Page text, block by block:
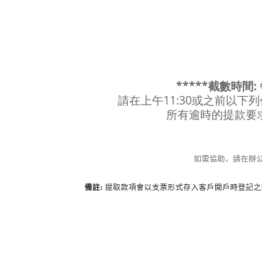
*****截數時間:
請在上午11:30或之前以下
所有逾時的提款要
如需協助，請在辦
備註: 提取款項會以支票形式存入客戶開戶時登記